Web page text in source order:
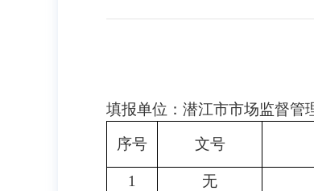
填报单位：潜江市市场监督管
序号 文号
1 无